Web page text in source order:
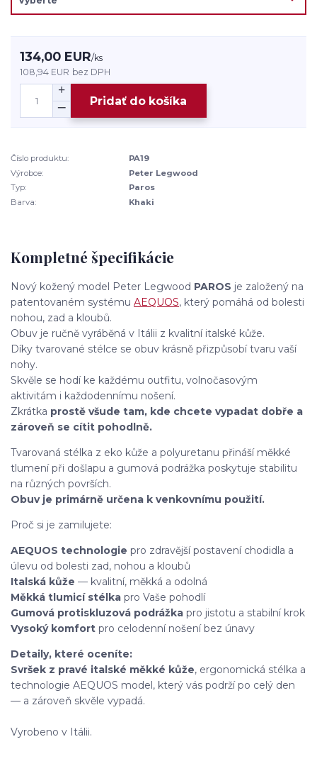
134,00 EUR/ks
108,94 EUR bez DPH
Pridať do košíka
Číslo produktu:
PA19
Výrobce:
Peter Legwood
Typ:
Paros
Barva:
Khaki
Kompletné špecifikácie
Nový kožený model Peter Legwood PAROS je založený na
patentovaném systému AEQUOS, který pomáhá od bolesti
nohou, zad a kloubů.
Obuv je ručně vyráběná v Itálii z kvalitní italské kůže.
Díky tvarované stélce se obuv krásně přizpůsobí tvaru vaší
nohy.
Skvěle se hodí ke každému outfitu, volnočasovým
aktivitám i každodennímu nošení.
Zkrátka prostě všude tam, kde chcete vypadat dobře a
zároveň se cítit pohodlně.
Tvarovaná stélka z eko kůže a polyuretanu přináší měkké
tlumení při došlapu a gumová podrážka poskytuje stabilitu
na různých površích.
Obuv je primárně určena k venkovnímu použití.
Proč si je zamilujete:
AEQUOS technologie pro zdravější postavení chodidla a
úlevu od bolesti zad, nohou a kloubů
Italská kůže — kvalitní, měkká a odolná
Měkká tlumicí stélka pro Vaše pohodlí
Gumová protiskluzová podrážka pro jistotu a stabilní krok
Vysoký komfort pro celodenní nošení bez únavy
Detaily, které oceníte:
Svršek z pravé italské měkké kůže, ergonomická stélka a
technologie AEQUOS model, který vás podrží po celý den
— a zároveň skvěle vypadá.
Vyrobeno v Itálii.